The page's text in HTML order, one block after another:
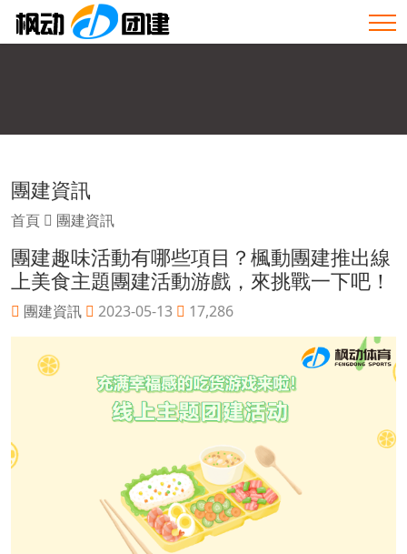
團建資訊
首頁 團建資訊
團建趣味活動有哪些項目？楓動團建推出線
上美食主題團建活動游戲，來挑戰一下吧！
團建資訊 2023-05-13 17,286